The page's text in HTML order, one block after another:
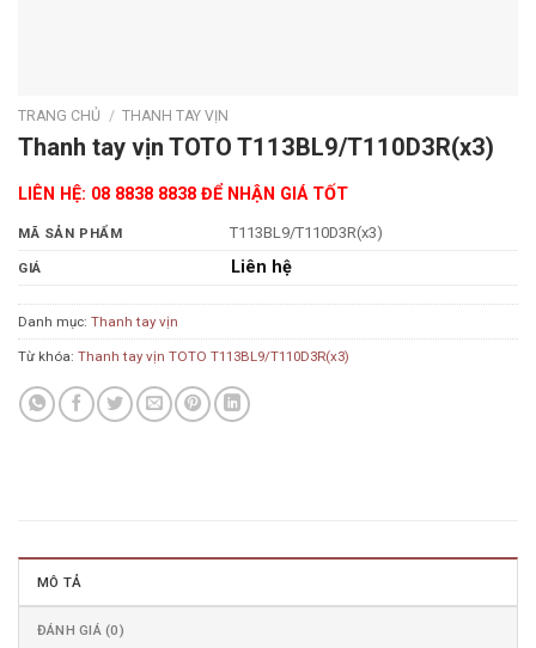
TRANG CHỦ / THANH TAY VỊN
Thanh tay vịn TOTO T113BL9/T110D3R(x3)
LIÊN HỆ: 08 8838 8838 ĐỂ NHẬN GIÁ TỐT
MÃ SẢN PHẨM T113BL9/T110D3R(x3)
GIÁ Liên hệ
Danh mục: Thanh tay vịn
Từ khóa: Thanh tay vịn TOTO T113BL9/T110D3R(x3)
MÔ TẢ
ĐÁNH GIÁ (0)